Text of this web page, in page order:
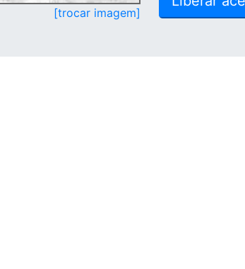
[trocar imagem]